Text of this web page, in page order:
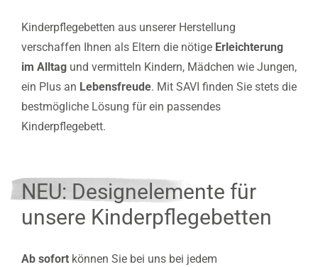
Kinderpflegebetten aus unserer Herstellung
verschaffen Ihnen als Eltern die nötige Erleichterung
im Alltag und vermitteln Kindern, Mädchen wie Jungen,
ein Plus an Lebensfreude. Mit SAVI finden Sie stets die
bestmögliche Lösung für ein passendes
Kinderpflegebett.
NEU: Designelemente für
unsere Kinderpflegebetten
Ab sofort können Sie bei uns bei jedem